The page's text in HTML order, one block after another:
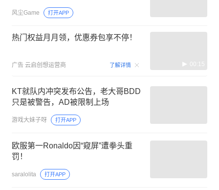
风尘Game 打开APP
热门权益月月领，优惠券包享不停！
广告 云启创想运营商 了解详情 00:15
KT就队内冲突发布公告，老大哥BDD
只是被警告，AD被限制上场
游戏大妹子呀 打开APP
欧服第一Ronaldo因“窥屏”遭拳头重
罚！
saralolita 打开APP